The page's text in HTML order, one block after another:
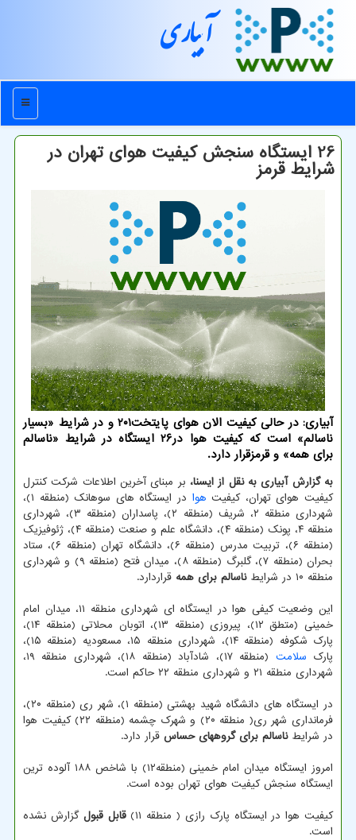
آبیاری
منو
26 ایستگاه سنجش کیفیت هوای تهران در
شرایط قرمز
آبیاری: در حالی کیفیت الان هوای پایتخت۲۰۱ و در شرایط «بسیار
ناسالم» است که کیفیت هوا در۲۶ ایستگاه در شرایط «ناسالم
برای همه» و قرمزقرار دارد.
به گزارش آبیاری به نقل از ایسنا، بر مبنای آخرین اطلاعات شرکت کنترل
کیفیت هوای تهران، کیفیت هوا
در ایستگاه های سوهانک (منطقه ۱)،
شهرداری منطقه ۲، شریف (منطقه ۲)، پاسداران (منطقه ۳)، شهرداری
منطقه ۴، پونک (منطقه ۴)، دانشگاه علم و صنعت (منطقه ۴)، ژئوفیزیک
(منطقه ۶)، تربیت مدرس (منطقه ۶)، دانشگاه تهران (منطقه ۶)، ستاد
بحران (منطقه ۷)، گلبرگ (منطقه ۸)، میدان فتح (منطقه ۹) و شهرداری
منطقه ۱۰ در شرایط
ناسالم برای همه قراردارد.
این وضعیت کیفی هوا در ایستگاه ای شهرداری منطقه ۱۱، میدان امام
خمینی (متطق ۱۲)، پیروزی (منطقه ۱۳)، اتوبان محلاتی (منطقه ۱۴)،
پارک شکوفه (منطقه ۱۴)، شهرداری منطقه ۱۵، مسعودیه (منطقه ۱۵)،
پارک سلامت
(منطقه ۱۷)، شادآباد (منطقه ۱۸)، شهرداری منطقه ۱۹،
شهرداری منطقه ۲۱ و شهرداری منطقه ۲۲ حاکم است.
در ایستگاه های دانشگاه شهید بهشتی (منطقه ۱)، شهر ری (منطقه ۲۰)،
فرمانداری شهر ری( منطقه ۲۰) و شهرک چشمه (منطقه ۲۲) کیفیت هوا
در شرایطناسالم برای گروههای حساس قرار دارد.
امروز ایستگاه میدان امام خمینی (منطقه۱۲) با شاخص ۱۸۸ آلوده ترین
ایستگاه سنجش کیفیت هوای تهران بوده است.
کیفیت هوا در ایستگاه پارک رازی ( منطقه ۱۱) قابل قبول گزارش نشده
است.